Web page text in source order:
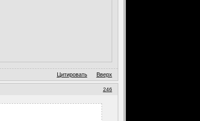
Цитировать Вверх
246